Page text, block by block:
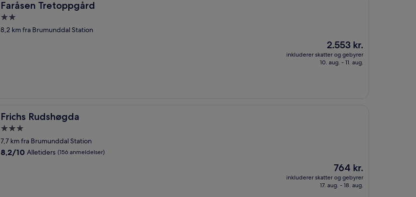
Faråsen Tretoppgård
Faråsen Tretoppgård
2.0-
stjernet
8,2 km fra Brumunddal Station
Prisen
er
2.553 kr.
2.553 kr.
inkluderer skatter og gebyrer
10. aug. - 11. aug.
Frichs Rudshøgda
Frichs Rudshøgda
3.0-
stjernet
overnatningssted
7,7 km fra Brumunddal Station
8.2
8,2/10 Alletiders (156 anmeldelser)
Prisen
er
764 kr.
764 kr.
inkluderer skatter og gebyrer
17. aug. - 18. aug.